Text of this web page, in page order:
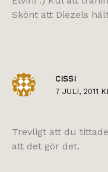
Skönt att Diezels
CISSI
7 JULI, 2011
Trevligt att du
att det gör det.